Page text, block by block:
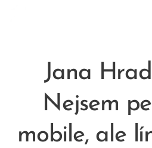
Jana
Nejsem
mobile, ale